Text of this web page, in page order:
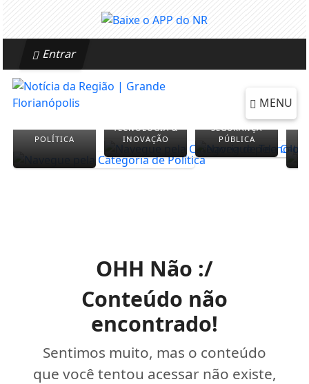
Entrar
MENU
POLÍTICA
TECNOLOGIA &
INOVAÇÃO
SEGURANÇA
PÚBLICA
OHH Não :/
Conteúdo não
encontrado!
Sentimos muito, mas o conteúdo
que você tentou acessar não existe,